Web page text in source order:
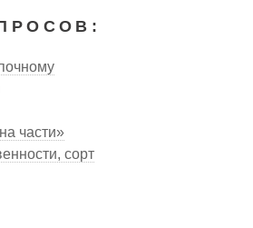
части»
сорт